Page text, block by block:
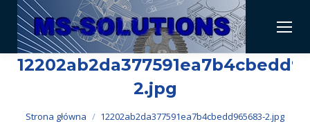
2.jpg
Jesteś tutaj:
Strona główna 12202ab2da377591ea7b4cbedd965683-2.jpg